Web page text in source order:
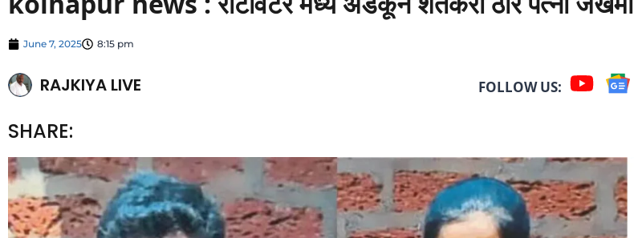
June 7, 2025 8:15 pm
RAJKIYA LIVE FOLLOW US:
SHARE: